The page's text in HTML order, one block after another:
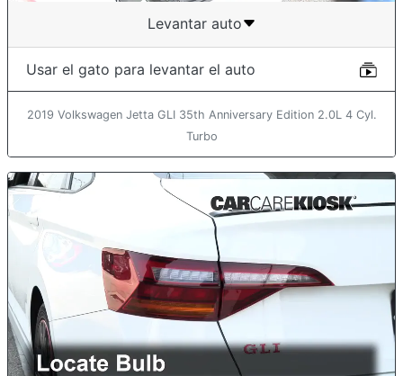
Levantar auto
Usar el gato para levantar el auto
2019 Volkswagen Jetta GLI 35th Anniversary Edition 2.0L 4 Cyl.
Turbo